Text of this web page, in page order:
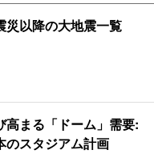
災以降の大地震一覧
高まる「ドーム」需要:
のスタジアム計画